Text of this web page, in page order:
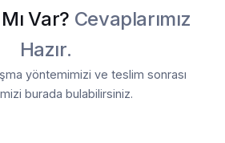
Var? Cevaplarımız
Hazır.
yöntemimizi ve teslim sonrası
burada bulabilirsiniz.